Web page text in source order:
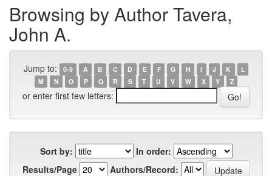
Browsing by Author Tavera,
John A.
Jump to: 0-9 A B C D E F G H I J K
L
M
N O P Q R S T U V W X Y Z
or enter first few letters:
Sort by:
In order:
Results/Page
Authors/Record: